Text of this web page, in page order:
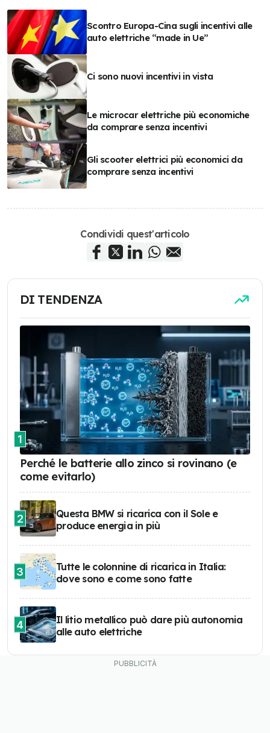
Scontro Europa-Cina sugli incentivi alle
auto elettriche “made in Ue”
Ci sono nuovi incentivi in vista
Le microcar elettriche più economiche
da comprare senza incentivi
Gli scooter elettrici più economici da
comprare senza incentivi
Condividi quest'articolo
DI TENDENZA
1
Perché le batterie allo zinco si rovinano (e
come evitarlo)
2
Questa BMW si ricarica con il Sole e
produce energia in più
3
Tutte le colonnine di ricarica in Italia:
dove sono e come sono fatte
4
Il litio metallico può dare più autonomia
alle auto elettriche